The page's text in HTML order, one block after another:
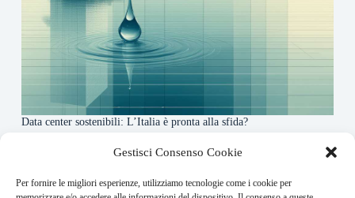
Gestisci Consenso Cookie
Per fornire le migliori esperienze, utilizziamo tecnologie come i cookie per
Data center sostenibili: L’Italia è pronta alla sfida?
About this website